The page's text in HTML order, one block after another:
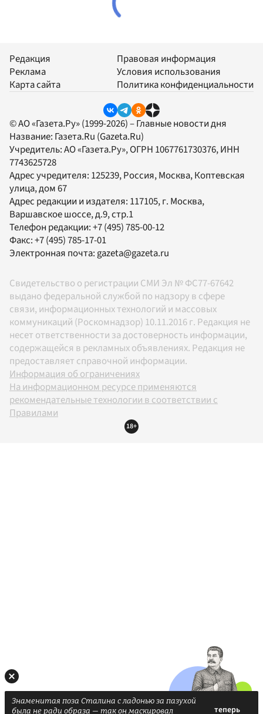
Редакция
Реклама
Карта сайта
Правовая информация
Условия использования
Политика конфиденциальности
© АО «Газета.Ру» (1999-2026) – Главные новости дня
Название: Газета.Ru (Gazeta.Ru)
Учредитель:АО «Газета.Ру», ОГРН 1067761730376, ИНН
7743625728
Адрес учредителя: 125239, Россия, Москва, Коптевская
улица, дом 67
Адрес редакции и издателя: 117105, г. Москва,
Варшавское шоссе, д.9, стр.1
Телефон редакции:+7 (495) 785-00-12
Факс:+7 (495) 785-17-01
Электронная почта:gazeta@gazeta.ru
Свидетельство о регистрации СМИ Эл № ФС77-67642
выдано федеральной службой по надзору в сфере
связи, информационных технологий и массовых
коммуникаций (Роскомнадзор) 10.11.2016 г. Редакция не
несет ответственности за достоверность информации,
содержащейся в рекламных объявлениях. Редакция не
предоставляет справочной информации.
Информация об ограничениях
На информационном ресурсе применяются
рекомендательные технологии в соответствии с
Правилами
18+
Знаменитая поза Сталина с ладонью за пазухой
была не ради образа — так он маскировал